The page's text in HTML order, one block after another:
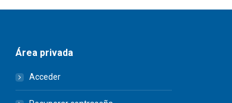
Área privada
Acceder